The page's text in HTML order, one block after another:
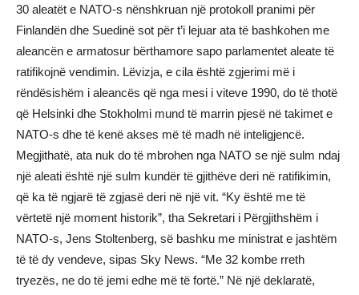
30 aleatët e NATO-s nënshkruan një protokoll pranimi për
Finlandën dhe Suedinë sot për t’i lejuar ata të bashkohen me
aleancën e armatosur bërthamore sapo parlamentet aleate të
ratifikojnë vendimin. Lëvizja, e cila është zgjerimi më i
rëndësishëm i aleancës që nga mesi i viteve 1990, do të thotë
që Helsinki dhe Stokholmi mund të marrin pjesë në takimet e
NATO-s dhe të kenë akses më të madh në inteligjencë.
Megjithatë, ata nuk do të mbrohen nga NATO se një sulm ndaj
një aleati është një sulm kundër të gjithëve deri në ratifikimin,
që ka të ngjarë të zgjasë deri në një vit. “Ky është me të
vërtetë një moment historik”, tha Sekretari i Përgjithshëm i
NATO-s, Jens Stoltenberg, së bashku me ministrat e jashtëm
të të dy vendeve, sipas Sky News. “Me 32 kombe rreth
tryezës, ne do të jemi edhe më të fortë.” Në një deklaratë,